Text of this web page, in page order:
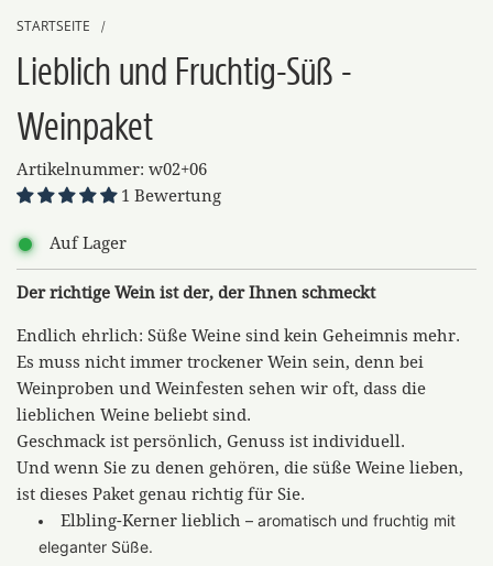
STARTSEITE /
Lieblich und Fruchtig-Süß -
Weinpaket
Artikelnummer: w02+06
1 Bewertung
Auf Lager
Der richtige Wein ist der, der Ihnen schmeckt
Endlich ehrlich: Süße Weine sind kein Geheimnis mehr.
Es muss nicht immer trockener Wein sein, denn bei
Weinproben und Weinfesten sehen wir oft, dass die
lieblichen Weine beliebt sind.
Geschmack ist persönlich, Genuss ist individuell.
Und wenn Sie zu denen gehören, die süße Weine lieben,
ist dieses Paket genau richtig für Sie.
Elbling-Kerner lieblich – aromatisch und fruchtig mit
eleganter Süße.